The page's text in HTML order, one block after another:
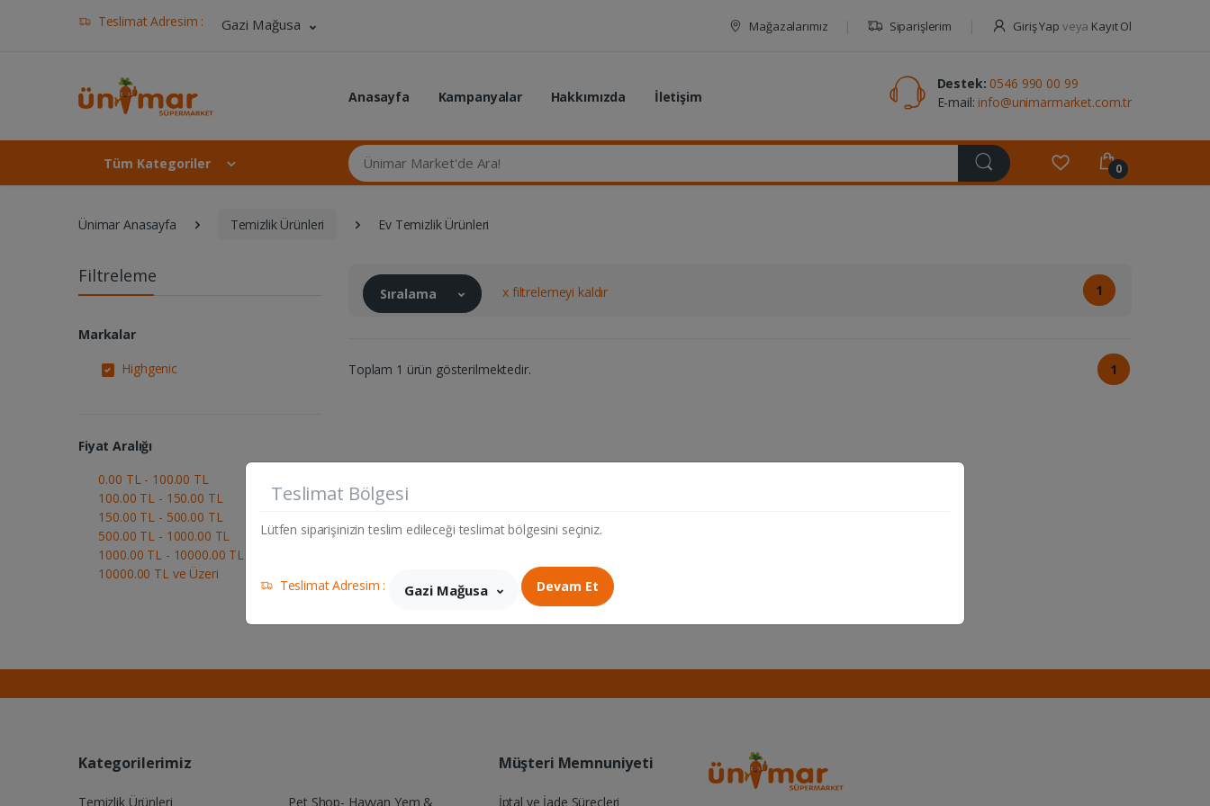
Teslimat Adresim : Gazi Mağusa Mağazalarımız Siparişlerim Giriş Yap veya Kayıt Ol
Anasayfa Kampanyalar Hakkımızda İletişim
Destek: 0546 990 00 99
E-mail: info@unimarmarket.com.tr
Tüm Kategoriler
Ünimar Market'de Ara...
0
Ünimar Anasayfa Temizlik Ürünleri Ev Temizlik Ürünleri
Filtreleme
Markalar
Highgenic
Fiyat Aralığı
0.00 TL - 100.00 TL
100.00 TL - 150.00 TL
150.00 TL - 500.00 TL
500.00 TL - 1000.00 TL
1000.00 TL - 10000.00 TL
10000.00 TL ve Üzeri
Sıralama x filtrelemeyi kaldır 1
Toplam 1 ürün gösterilmektedir. 1
Kategorilerimiz
Temizlik Ürünleri Pet Shop- Hayvan Yem &
Müşteri Memnuniyeti
İptal ve İade Süreçleri
Teslimat Bölgesi
Lütfen siparişinizin teslim edileceği teslimat bölgesini seçiniz.
Teslimat Adresim : Gazi Mağusa Devam Et